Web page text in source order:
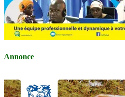
Annonce